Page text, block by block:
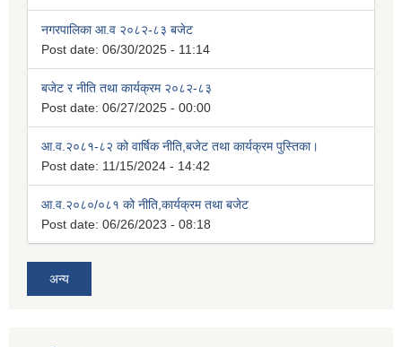
नगरपालिका आ.व २०८२-८३ बजेट
Post date: 06/30/2025 - 11:14
बजेट र नीति तथा कार्यक्रम २०८२-८३
Post date: 06/27/2025 - 00:00
आ.व.२०८१-८२ को वार्षिक नीति,बजेट तथा कार्यक्रम पुस्तिका।
Post date: 11/15/2024 - 14:42
आ.व.२०८०/०८१ को नीति,कार्यक्रम तथा बजेट
Post date: 06/26/2023 - 08:18
अन्य